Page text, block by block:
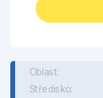
Oblast:
Středisko: